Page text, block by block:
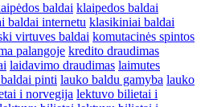
baldai klaipedos baldai
baldai internetu klasikiniai baldai
virtuves baldai komutacinės spintos
palangoje kredito draudimas
laidavimo draudimas laimutes
pinti lauko baldu gamyba lauko
i norvegija lektuvo bilietai i